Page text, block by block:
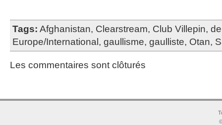
Tags: Afghanistan, Clearstream, Club Villepin,
Europe/International , gaullisme, gaulliste, Otan,
Les commentaires sont clôturés